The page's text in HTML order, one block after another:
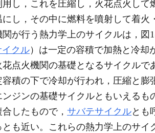
し，これを圧縮し，火花点火して
し，その中に燃料を噴射して着火
が行う熱力学上のサイクルは，図
イクル）は一定の容積で加熱と冷却
花点火機関の基礎となるサイクルで
積の下で冷却が行われ，圧縮と膨
ジンの基礎サイクルともいえるも
したもので， サバテサイクルとも
も近い。これらの熱力学上のサイ